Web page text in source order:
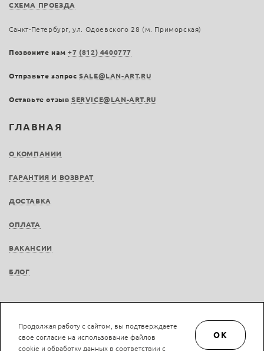
ГЛАВНАЯ
О КОМПАНИИ
ГАРАНТИЯ И ВОЗВРАТ
ДОСТАВКА
ОПЛАТА
ВАКАНСИИ
БЛОГ
СХЕМА ПРОЕЗДА
Санкт-Петербург, ул. Одоевского 28 (м. Приморская)
Позвоните нам+7 (812) 4400777
Отправьте запросSALE@LAN-ART.RU
Оставьте отзыв SERVICE@LAN-ART.RU
© LAN-art.ru, 2013—2026. Все права защищены.Политика конфиденциальности.
Положение об обработке и защите персональных данных.
Продолжая работу с сайтом, вы подтверждаете
свое согласие на использование файлов
cookie и обработку данных в соответствии с
OK